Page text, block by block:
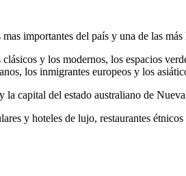
importantes del país y una de las
y los modernos, los espacios
los inmigrantes europeos y los
capital del estado australiano de
y hoteles de lujo, restaurantes